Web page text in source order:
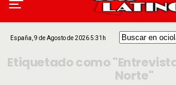
España, 9 de Agosto de 2026 5:31h
Etiquetado como
Norte"